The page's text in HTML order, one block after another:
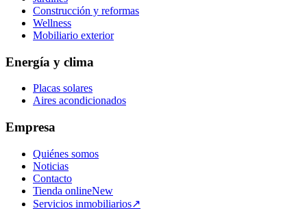
Construcción y reformas
Wellness
Mobiliario exterior
Energía y clima
Placas solares
Aires acondicionados
Empresa
Quiénes somos
Noticias
Contacto
Tienda onlineNew
Servicios inmobiliarios↗